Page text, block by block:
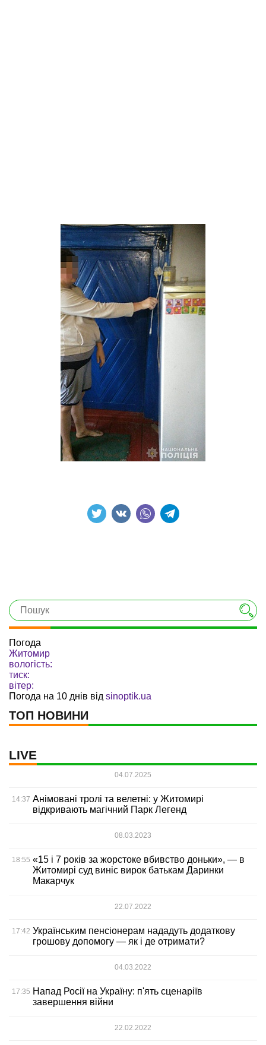
Погода
Житомир
вологість:
тиск:
вітер:
Погода на 10 днів від sinoptik.ua
ТОП НОВИНИ
LIVE
04.07.2025
14:37 Анімовані тролі та велетні: у Житомирі
відкривають магічний Парк Легенд
08.03.2023
18:55 «15 і 7 років за жорстоке вбивство доньки», — в
Житомирі суд виніс вирок батькам Даринки
Макарчук
22.07.2022
17:42 Українським пенсіонерам нададуть додаткову
грошову допомогу — як і де отримати?
04.03.2022
17:35 Напад Росії на Україну: п'ять сценаріїв
завершення війни
22.02.2022